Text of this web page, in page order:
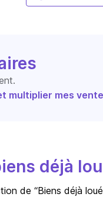
multiplier mes
déjà
de “Biens déjà